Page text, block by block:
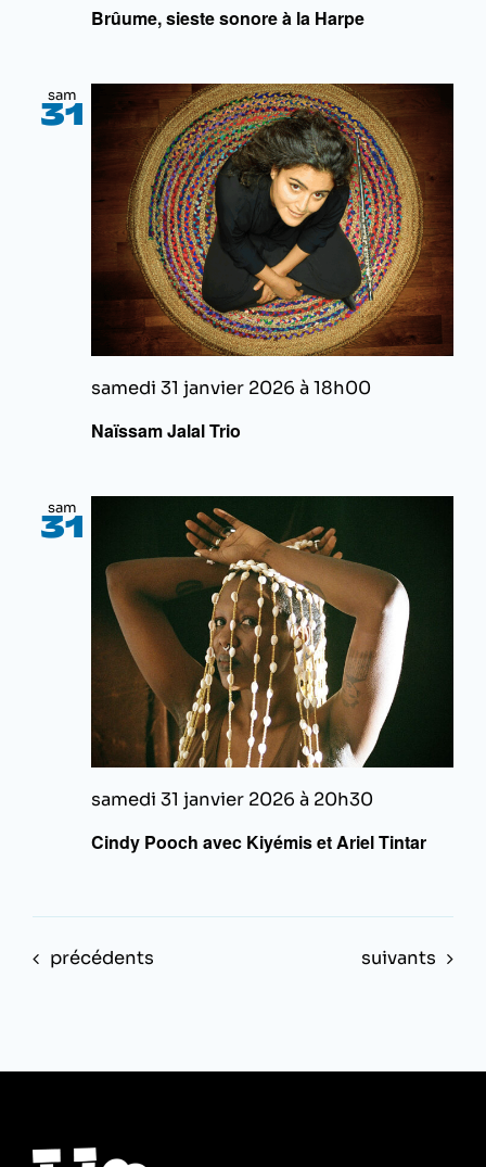
Brûume, sieste sonore à la Harpe
sam
31
Naïssam Jalal Trio
samedi 31 janvier 2026 à 18h00
sam
31
Cindy Pooch avec Kiyémis et Ariel Tintar
samedi 31 janvier 2026 à 20h30
Évènements
précédents Évènements
suivants